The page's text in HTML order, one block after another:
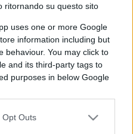
ritornando su questo sito
uses one or more Google
information including but
behaviour. You may click to
and its third-party tags to
purposes in below Google
Opt Outs
parte inferiore di qualcosa